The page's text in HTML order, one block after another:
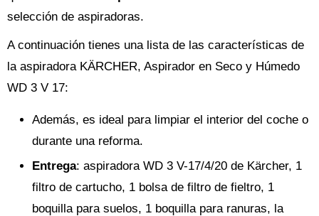
selección de aspiradoras.
A continuación tienes una lista de las características de
la aspiradora KÄRCHER, Aspirador en Seco y Húmedo
WD 3 V 17:
Además, es ideal para limpiar el interior del coche o
durante una reforma.
Entrega: aspiradora WD 3 V-17/4/20 de Kärcher, 1
filtro de cartucho, 1 bolsa de filtro de fieltro, 1
boquilla para suelos, 1 boquilla para ranuras, la